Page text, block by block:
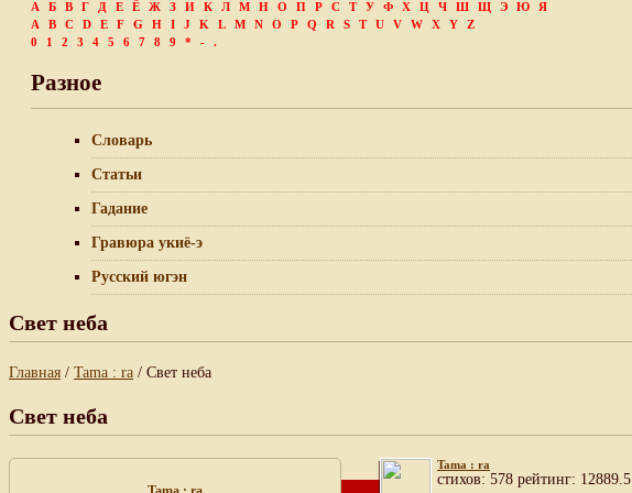
А Б В Г Д Е Ё Ж З И К Л М Н О П Р С Т У Ф Х Ц Ч Ш Щ Э Ю
Я
A
B C D E F G H I J K L M N O P Q R S T U V W X Y
Z
0
1 2 3 4 5 6 7 8 9 * - .
Разное
Словарь
Статьи
Гадание
Гравюра укиё-э
Русский югэн
Свет неба
Главная / Tama : ra / Свет неба
Свет неба
Tama : ra
cтихов: 578 рейтинг: 12889.5